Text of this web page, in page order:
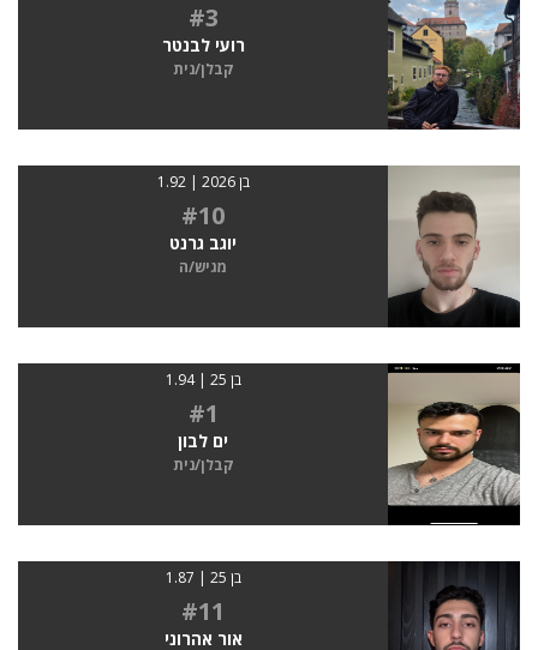
#3
רועי לבנטר
קבלן/נית
בן 2026 | 1.92
#10
יוגב גרנט
מגיש/ה
בן 25 | 1.94
#1
ים לבון
קבלן/נית
בן 25 | 1.87
#11
אור אהרוני